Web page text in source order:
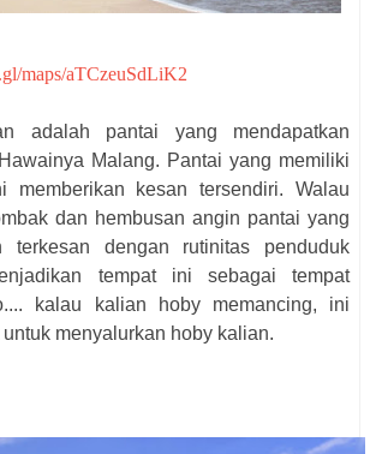
maps/aTCzeuSdLiK2
adalah pantai yang mendapatkan
Malang. Pantai yang memiliki
memberikan kesan tersendiri. Walau
dan hembusan angin pantai yang
terkesan dengan rutinitas penduduk
tempat ini sebagai tempat
kalau kalian hoby memancing, ini
menyalurkan hoby kalian.